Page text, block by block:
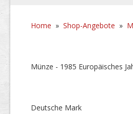
Home » Shop-Angebote »
Münze - 1985 Europäisches
Deutsche Mark